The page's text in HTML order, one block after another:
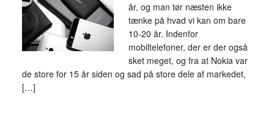
år, og man tør næsten ikke
tænke på hvad vi kan om bare
10-20 år. Indenfor
mobiltelefoner, der er der også
sket meget, og fra at Nokia var
de store for 15 år siden og sad på store dele af markedet,
[…]